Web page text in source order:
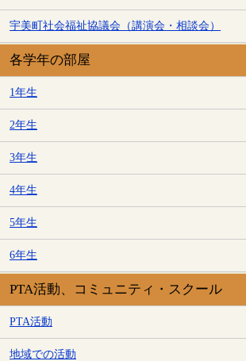
宇美町社会福祉協議会（講演会・相談会）
各学年の部屋
1年生
2年生
3年生
4年生
5年生
6年生
PTA活動、コミュニティ・スクール
PTA活動
地域での活動